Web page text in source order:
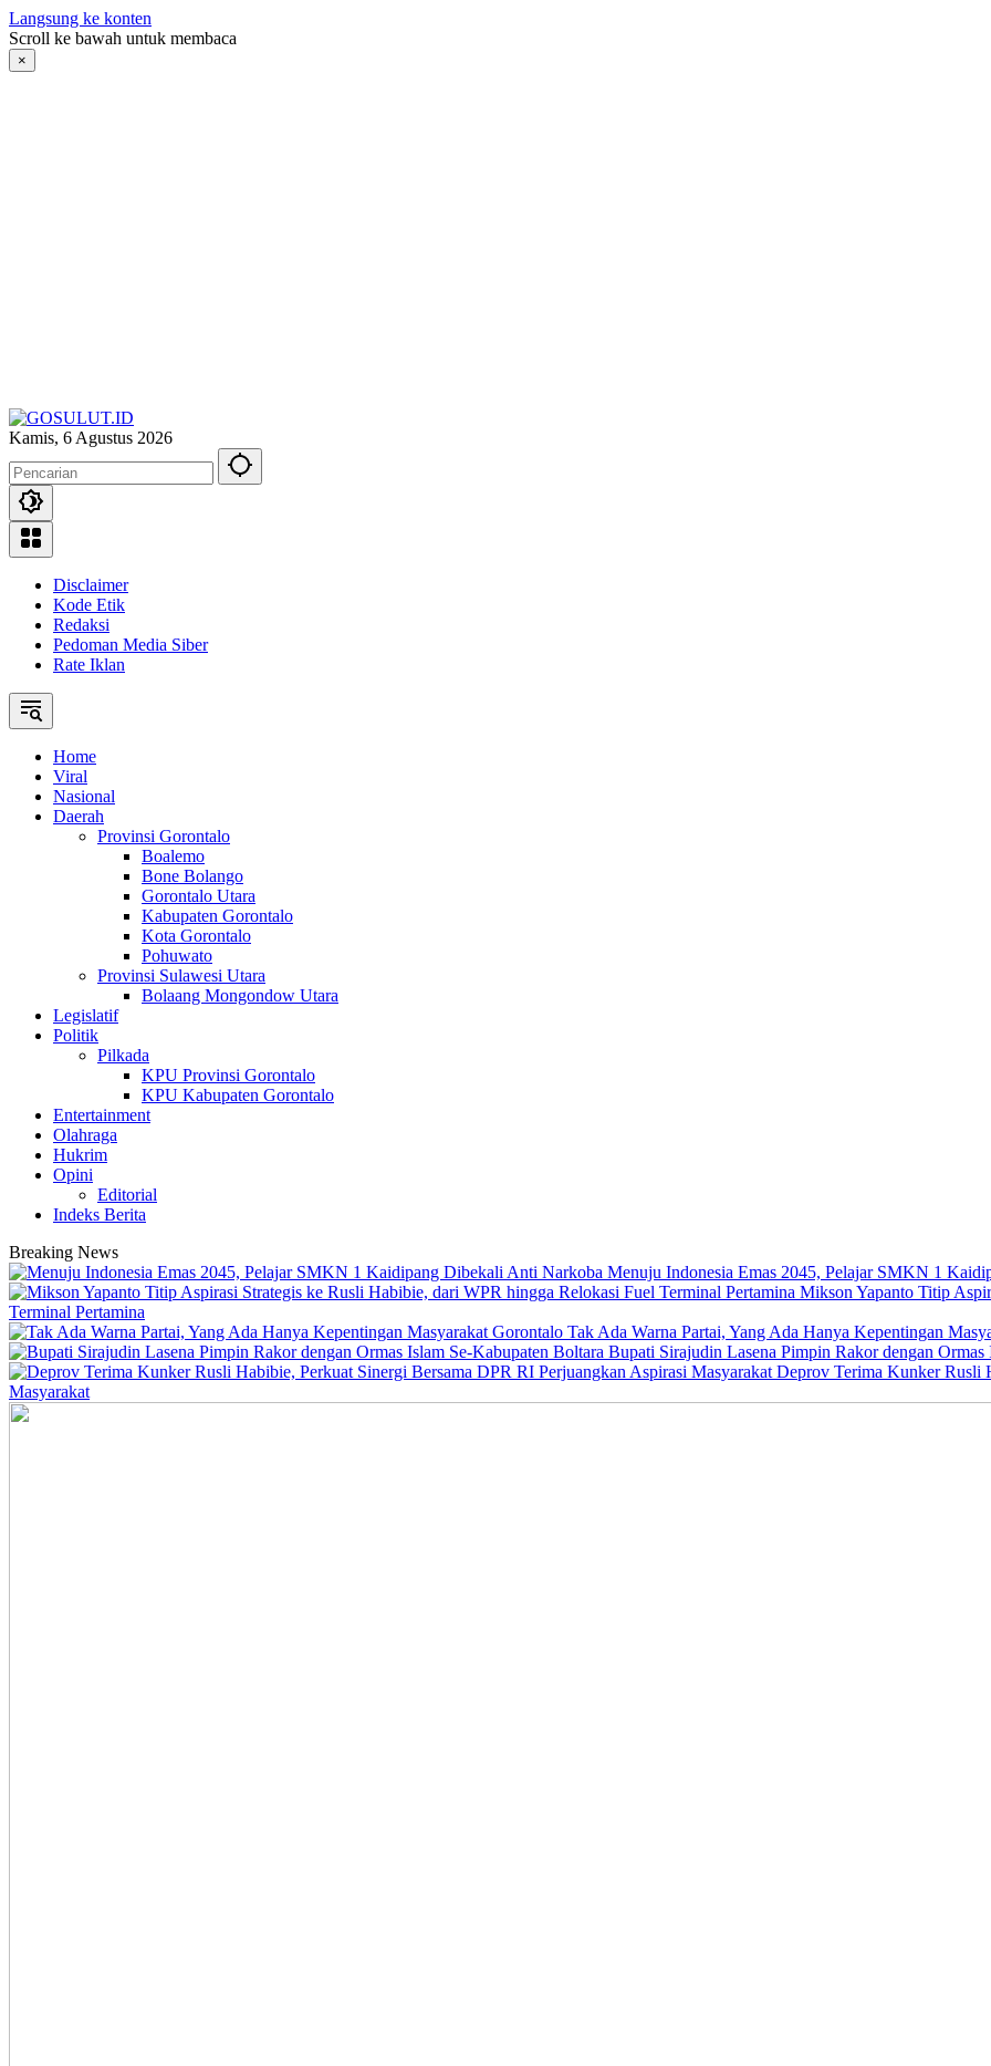
Langsung ke konten
Scroll ke bawah untuk membaca
×
Kamis, 6 Agustus 2026
Disclaimer
Kode Etik
Redaksi
Pedoman Media Siber
Rate Iklan
Home
Viral
Nasional
Daerah
Provinsi Gorontalo
Boalemo
Bone Bolango
Gorontalo Utara
Kabupaten Gorontalo
Kota Gorontalo
Pohuwato
Provinsi Sulawesi Utara
Bolaang Mongondow Utara
Legislatif
Politik
Pilkada
KPU Provinsi Gorontalo
KPU Kabupaten Gorontalo
Entertainment
Olahraga
Hukrim
Opini
Editorial
Indeks Berita
Breaking News
Menuju Indonesia Emas 2045, Pelajar SMKN 1
Mikson Yapanto Titip
Terminal Pertamina
Tak Ada Warna Partai, Yang Ada Hanya Kepentingan
Bupati Sirajudin Lasena Pimpin Rakor dengan
Deprov Terima Kunker Rusli
Masyarakat